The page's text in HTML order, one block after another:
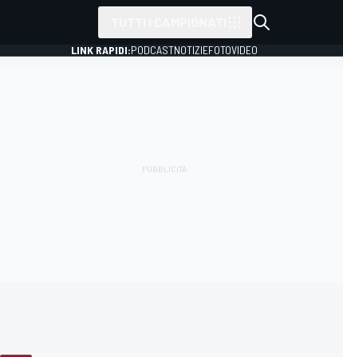
LINK RAPIDI:PODCASTNOTIZIEFOTOVIDEO